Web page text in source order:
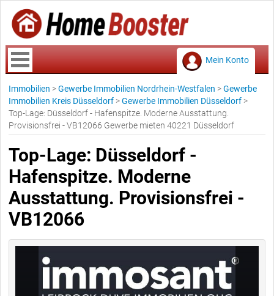
Mein Konto
Immobilien >Gewerbe Immobilien Nordrhein-Westfalen >Gewerbe
Immobilien Kreis Düsseldorf >Gewerbe Immobilien Düsseldorf >
Top-Lage: Düsseldorf - Hafenspitze. Moderne Ausstattung.
Provisionsfrei - VB12066 Gewerbe mieten 40221 Düsseldorf
Top-Lage: Düsseldorf -
Hafenspitze. Moderne
Ausstattung. Provisionsfrei -
VB12066